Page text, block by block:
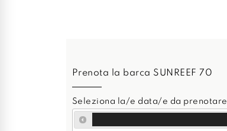
Prenota la barca SUNREEF 70
Seleziona la/e data/e da prenotare